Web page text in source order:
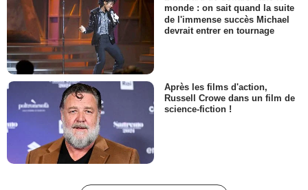
monde : on sait quand la suite
de l'immense succès Michael
devrait entrer en tournage
Après les films d'action,
Russell Crowe dans un film de
science-fiction !